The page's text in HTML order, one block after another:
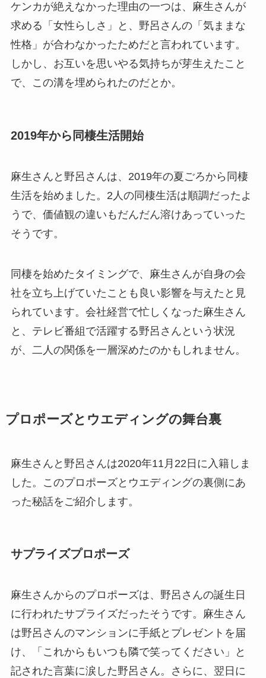
ケンカが絶えなかった理由の一つは、麻生さんが
求める「女性らしさ」と、野呂さんの「気ままな
性格」が合わなかったためだと言われています。
しかし、お互いを思いやる気持ちが芽生えたこと
で、この溝を埋められたのだとか。
2019年から同棲生活開始
麻生さんと野呂さんは、2019年の夏ごろから同棲
生活を始めました。2人の同棲生活は順調だったよ
うで、価値観の違いもだんだん溶けあっていった
そうです。
同棲を始めたタイミングで、麻生さんが自身の会
社を立ち上げていたことも良い影響を与えたと見
られています。会社経営で忙しくなった麻生さん
と、テレビ番組で活躍する野呂さんという状況
が、二人の関係を一層深めたのかもしれません。
プロポーズとウエディングの舞台裏
麻生さんと野呂さんは2020年11月22日に入籍しま
した。このプロポーズとウエディングの裏側にあ
った秘話をご紹介します。
サプライズプロポーズ
麻生さんからのプロポーズは、野呂さんの誕生日
に行われたサプライズだったそうです。麻生さん
は野呂さんのマンションに手紙とプレゼントを届
け、「これからもいつも隣で笑ってください」と
記された言葉に涙した野呂さん。さらに、翌日に